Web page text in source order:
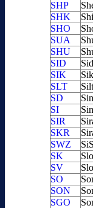
SHP
SHK
SHO
SUA
SHU
SID
SIK
SLT
SD
SI
SIR
SKR
SWZ
SK
SV
SO
SON
SGO